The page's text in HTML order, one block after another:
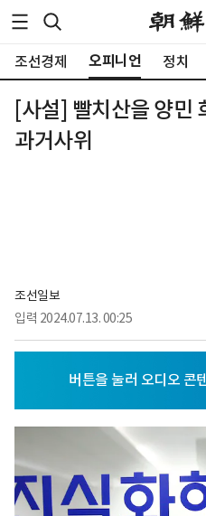
조선경제 오피니언 정치
[사설] 빨치산을 양민
과거사위
조선일보
입력 2024.07.13. 00:25